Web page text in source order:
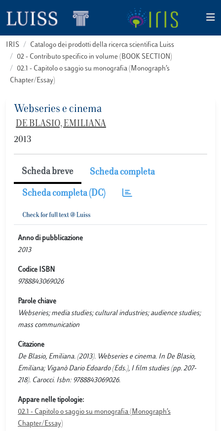
IRIS
Catalogo dei prodotti della ricerca scientifica Luiss
02 - Contributo specifico in volume (BOOK SECTION)
02.1 - Capitolo o saggio su monografia (Monograph’s
Chapter/Essay)
Webseries e cinema
DE BLASIO, EMILIANA
2013
Scheda breve Scheda completa
Scheda completa (DC)
Anno di pubblicazione
2013
Codice ISBN
9788843069026
Parole chiave
Webseries; media studies; cultural industries; audience studies;
mass communication
Citazione
De Blasio, Emiliana. (2013). Webseries e cinema. In De Blasio,
Emiliana; Viganò Dario Edoardo (Eds.), I film studies (pp. 207-
218). Carocci. Isbn: 9788843069026.
Appare nelle tipologie:
02.1 - Capitolo o saggio su monografia (Monograph’s
Chapter/Essay)